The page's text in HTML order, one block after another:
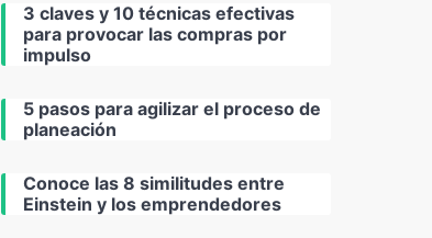
3 claves y 10 técnicas efectivas
para provocar las compras por
impulso
5 pasos para agilizar el proceso de
planeación
Conoce las 8 similitudes entre
Einstein y los emprendedores